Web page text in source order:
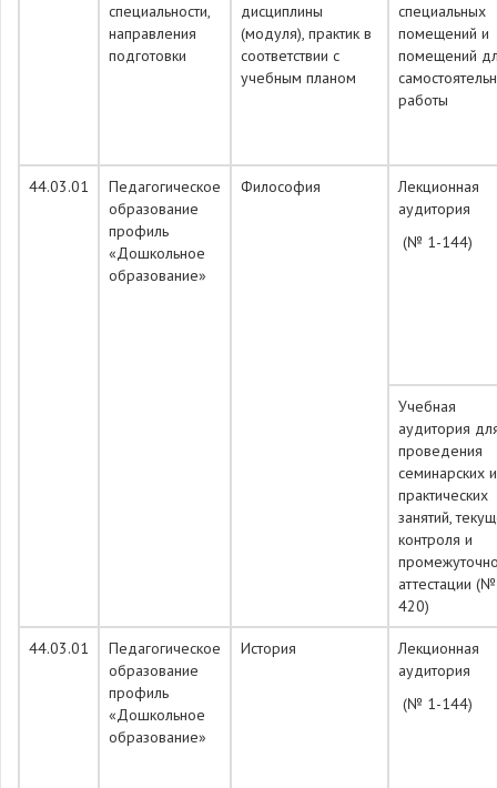
специальности,
направления
подготовки
дисциплины
(модуля), практик в
соответствии с
учебным планом
специальных
помещений и
помещений
работы
44.03.01
Педагогическое
образование
профиль
«Дошкольное
образование»
Философия
Лекционная
аудитория
(№ 1-144)
Учебная
аудитория
проведения
семинарских и
практических
занятий,
контроля и
аттестации
420)
44.03.01
Педагогическое
образование
профиль
«Дошкольное
образование»
История
Лекционная
аудитория
(№ 1-144)